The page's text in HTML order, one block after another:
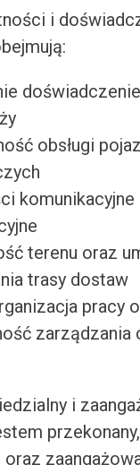
i
obsługi
komunikacyjne
terenu oraz
trasy dostaw
pracy
zarządzania
i